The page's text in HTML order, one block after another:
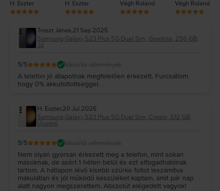
H. Eszter H. Eszter Végh Roland Végh Roland
Troszt János,21 Sep 2025
Samsung Galaxy S23 Plus 5G Dual Sim, Graphite, 256 GB,
Jó
5/5 Vásárlói vélemények
A telefon jó állapotnak megfelelően érkezett. Furcsállom
hogy 0% akkutoltottseggel.
H. Eszter,20 Jul 2026
Samsung Galaxy S23 Plus 5G Dual Sim, Cream, 512 GB,
Újszerű
5/5 Vásárlói vélemények
Nem olyan gyorsan érkezett meg a telefon, mint sokan
másoknak, de azért 1 héten belül és ezt elfogadhatónak
tartom. A hátlapon lévő kisebb szürke foltot leszámítva
makulátlan és jól működő készüléket kaptam, amit pár nap
alatt nagyon megszerettem. Abszolút elégedett vagyok!